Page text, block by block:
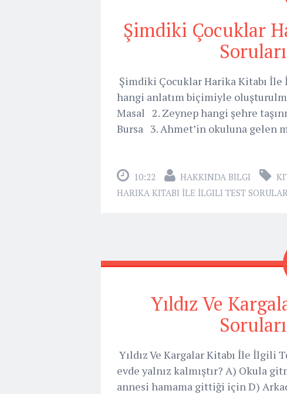
Şimdiki Çocuklar
Şimdiki Çocuklar Harika Kitabı İle
hangi anlatım biçimiyle
Masal 2. Zeynep hangi şehre
Bursa 3. Ahmet’in okuluna gelen
10:22 HAKKINDA BILGI
HARIKA KITABI İLE İLGILI TEST
Yıldız Ve
Yıldız Ve Kargalar Kitabı İle İlgili
evde yalnız kalmıştır? A) Okula
annesi hamama gittiği için D)